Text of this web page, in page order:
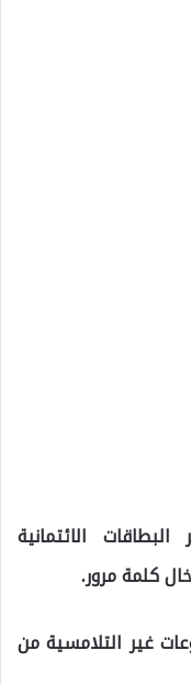
الائتمانية
كلمة مرور.
غير التلامسية من